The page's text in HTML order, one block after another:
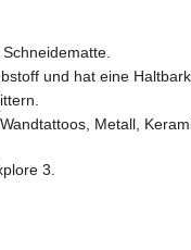
und hat eine
Metall,
3.